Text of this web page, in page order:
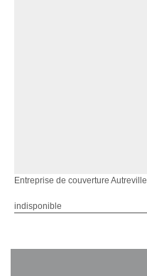
Entreprise de couverture Autreville
indisponible